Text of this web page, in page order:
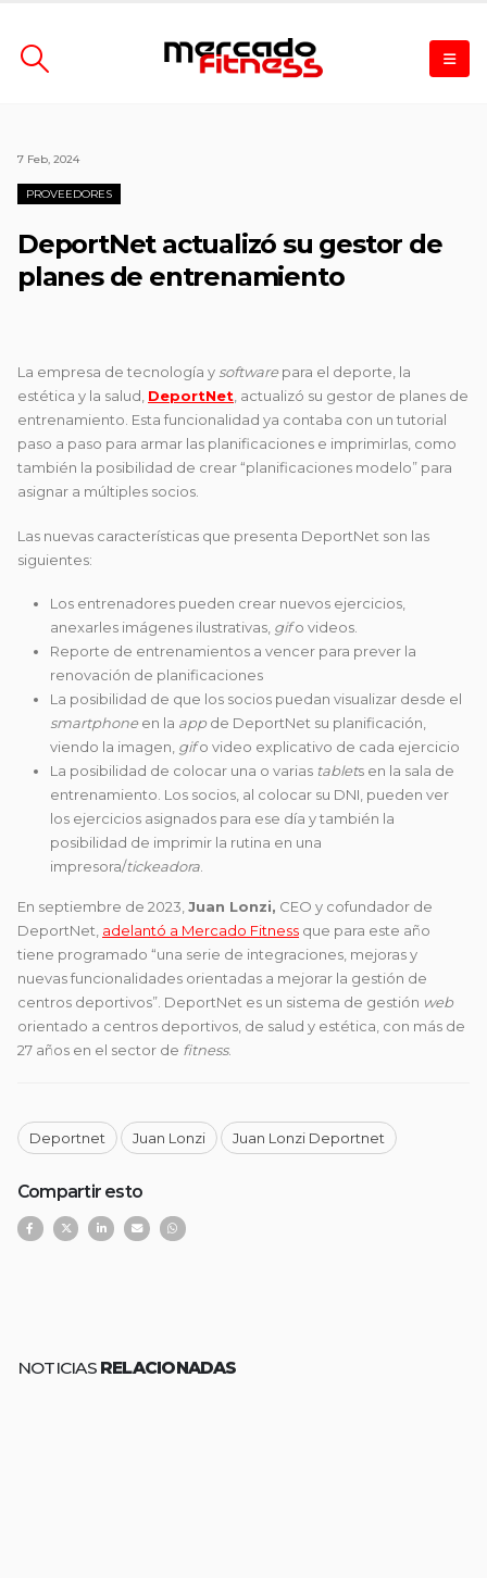
7 Feb, 2024
PROVEEDORES
DeportNet actualizó su gestor de
planes de entrenamiento
La empresa de tecnología y softwarepara el deporte, la
estética y la salud, DeportNet actualizó su gestor de planes de
entrenamiento. Esta funcionalidad ya contaba con un tutorial
paso a paso para armar las planificaciones e imprimirlas, como
también la posibilidad de crear “planificaciones modelo” para
asignar a múltiples socios.
Las nuevas características que presenta DeportNet son las
siguientes:
Los entrenadores pueden crear nuevos ejercicios,
anexarles imágenes ilustrativas, gifo videos.
Reporte de entrenamientos a vencer para prever la
renovación de planificaciones
La posibilidad de que los socios puedan visualizar desde el
smartphoneen la appde DeportNet su planificación,
viendo la imagen, gifo video explicativo de cada ejercicio
La posibilidad de colocar una o varias tablets en la sala de
entrenamiento. Los socios, al colocar su DNI, pueden ver
los ejercicios asignados para ese día y también la
posibilidad de imprimir la rutina en una
impresora/tickeadora.
En septiembre de 2023, Juan Lonzi, CEO y cofundador de
DeportNet, adelantó a Mercado Fitness que para este año
tiene programado “una serie de integraciones, mejoras y
nuevas funcionalidades orientadas a mejorar la gestión de
centros deportivos”. DeportNet es un sistema de gestión web
orientado a centros deportivos, de salud y estética, con más de
27 años en el sector de fitness.
Deportnet Juan Lonzi Juan Lonzi Deportnet
Compartir esto
NOTICIAS RELACIONADAS